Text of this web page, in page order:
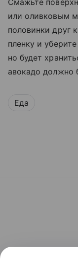
или оливковым
половинки друг
пленку и
но будет
авокадо должно
Еда